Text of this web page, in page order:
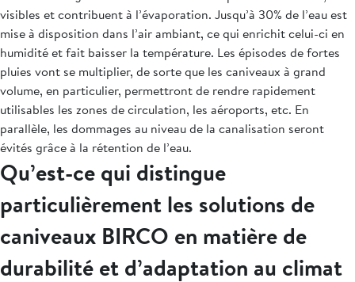
visibles et contribuent à l’évaporation. Jusqu’à 30% de l’eau est
mise à disposition dans l’air ambiant, ce qui enrichit celui-ci en
humidité et fait baisser la température. Les épisodes de fortes
pluies vont se multiplier, de sorte que les caniveaux à grand
volume, en particulier, permettront de rendre rapidement
utilisables les zones de circulation, les aéroports, etc. En
parallèle, les dommages au niveau de la canalisation seront
évités grâce à la rétention de l’eau.
Qu’est-ce qui distingue
particulièrement les solutions de
caniveaux BIRCO en matière de
durabilité et d’adaptation au climat